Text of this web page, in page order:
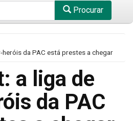
Procurar
da PAC está prestes a chegar
a liga de
da PAC